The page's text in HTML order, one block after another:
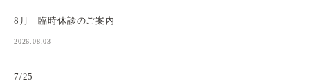
8月 臨時休診のご案内
2026.08.03
7/25